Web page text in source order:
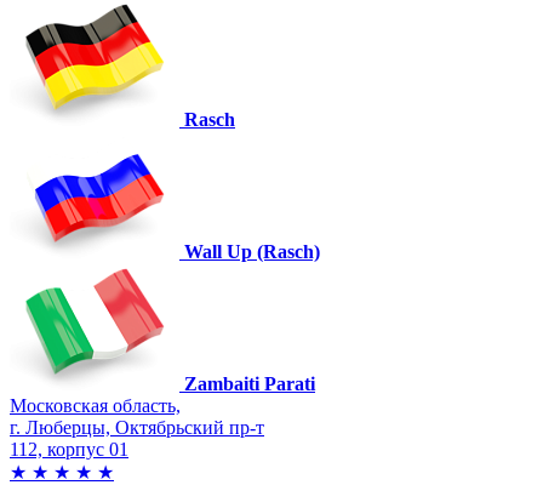
Rasch
Wall Up (Rasch)
Zambaiti Parati
Московская область,
г. Люберцы, Октябрьский пр-т
112, корпус 01
★ ★ ★ ★ ★